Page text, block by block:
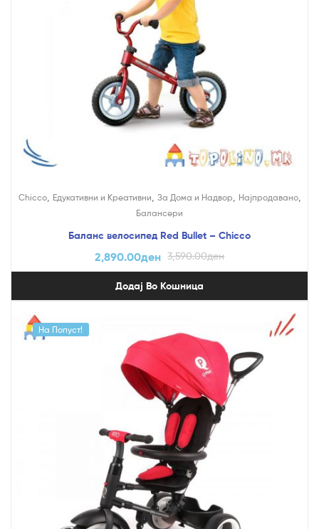
Chicco, Едукативни и Креативни За Дома и Надвор Најпродавано,
Балансери
Баланс велосипед Red Bullet – Chicco
3,590.00ден
2,890.00ден
Додај Во Кошница
На Попуст!